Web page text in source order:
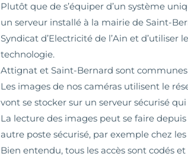
Plutôt que de s’équiper d’un système
un serveur installé à la mairie de Saint-
Syndicat d’Electricité de l’Ain et
technologie.
Attignat et Saint-Bernard sont
Les images de nos caméras utilisent le
vont se stocker sur un serveur sécurisé
La lecture des images peut se faire
autre poste sécurisé, par exemple chez
Bien entendu, tous les accès sont codés